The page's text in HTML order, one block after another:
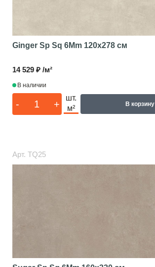
Ginger Sp Sq 6Mm 120x278 см
14 529 ₽ /м²
В наличии
- +
шт.
м²
В корзину
Арт. TQ25